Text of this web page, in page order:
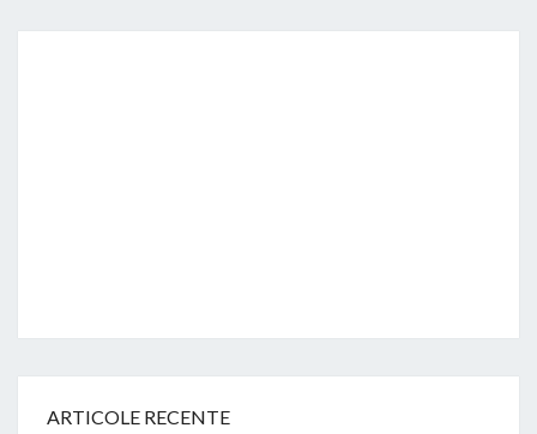
ARTICOLE RECENTE